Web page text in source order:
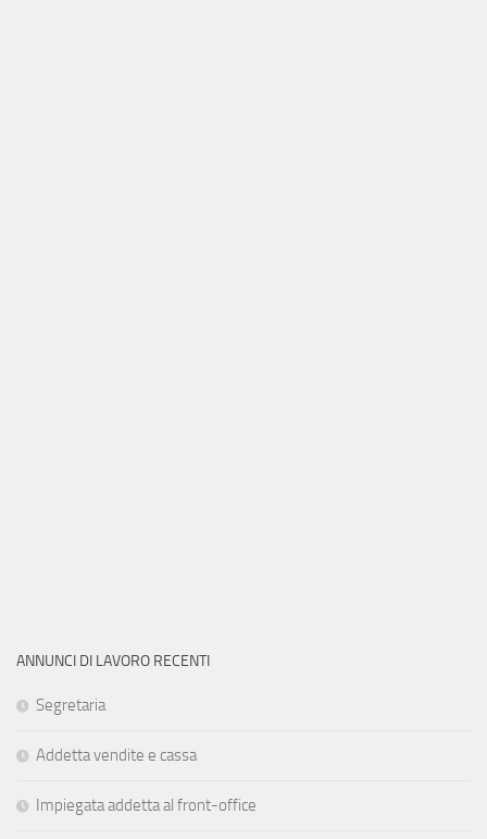
ANNUNCI DI LAVORO RECENTI
Segretaria
Addetta vendite e cassa
Impiegata addetta al front-office